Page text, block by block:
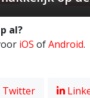
al?
iOS ofAndroid.
Twitter